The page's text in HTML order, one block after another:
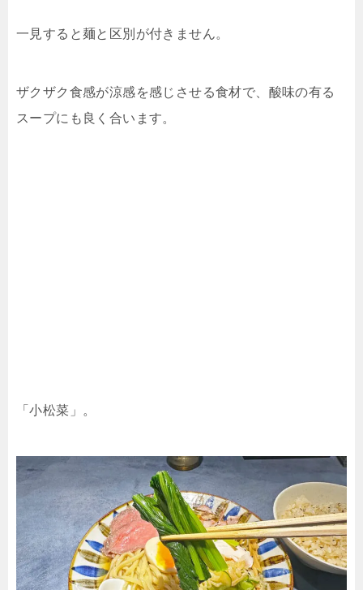
一見すると麺と区別が付きません。
ザクザク食感が涼感を感じさせる食材で、酸味の有る
スープにも良く合います。
「小松菜」。